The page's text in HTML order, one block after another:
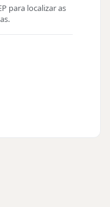
para localizar as